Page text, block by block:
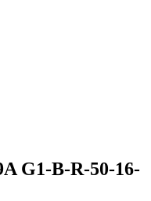
G1-B-R-50-16-